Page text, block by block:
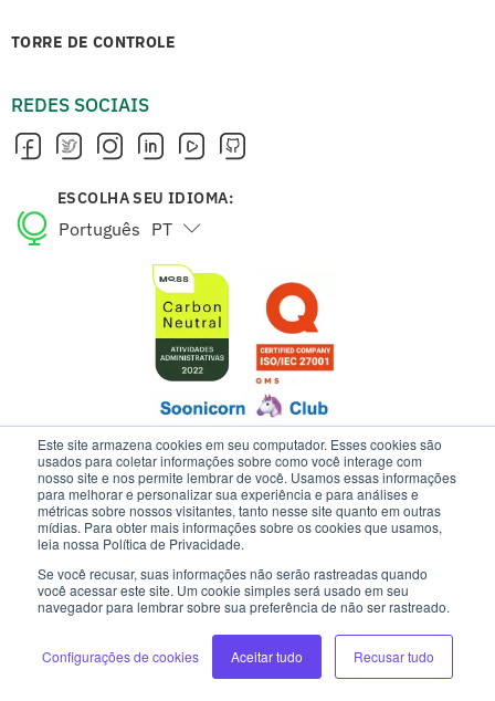
Este site armazena cookies em seu computador. Esses cookies são
usados para coletar informações sobre como você interage com
nosso site e nos permite lembrar de você. Usamos essas informações
para melhorar e personalizar sua experiência e para análises e
métricas sobre nossos visitantes, tanto nesse site quanto em outras
mídias. Para obter mais informações sobre os cookies que usamos,
leia nossa Política de Privacidade.
Se você recusar, suas informações não serão rastreadas quando
você acessar este site. Um cookie simples será usado em seu
navegador para lembrar sobre sua preferência de não ser rastreado.
Configurações de cookies Aceitar tudo Recusar tudo
TORRE DE CONTROLE
REDES SOCIAIS
ESCOLHA SEU IDIOMA:
Português PT
English EN
ESTE SITE USA COOKIES E DADOS PESSOAIS DE ACORDO COM OS
NOSSOS TERMOS DE USO E AVISO DE PRIVACIDADE.
INTELIPOST | TODOS OS DIREITOS RESERVADOS
DESENVOLVIMENTO: